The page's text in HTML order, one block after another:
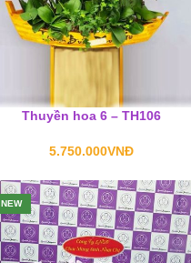
Thuyền hoa 6 – TH106
5.750.000VNĐ
NEW